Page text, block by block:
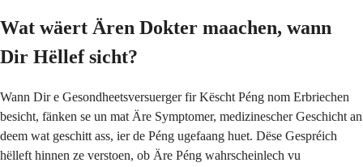
Wat wäert Ären Dokter maachen, wann
Dir Hëllef sicht?
Wann Dir e Gesondheetsversuerger fir Këscht Péng nom Erbriechen
besicht, fänken se un mat Äre Symptomer, medizinescher Geschicht an
deem wat geschitt ass, ier de Péng ugefaang huet. Dëse Gespréich
hëlleft hinnen ze verstoen, ob Äre Péng wahrscheinlech vu